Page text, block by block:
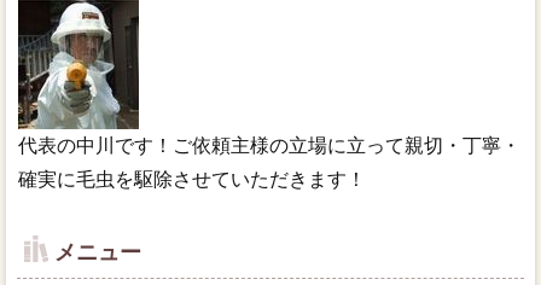
代表の中川です！ご依頼主様の立場に立って親切・丁寧・
確実に毛虫を駆除させていただきます！
メニュー